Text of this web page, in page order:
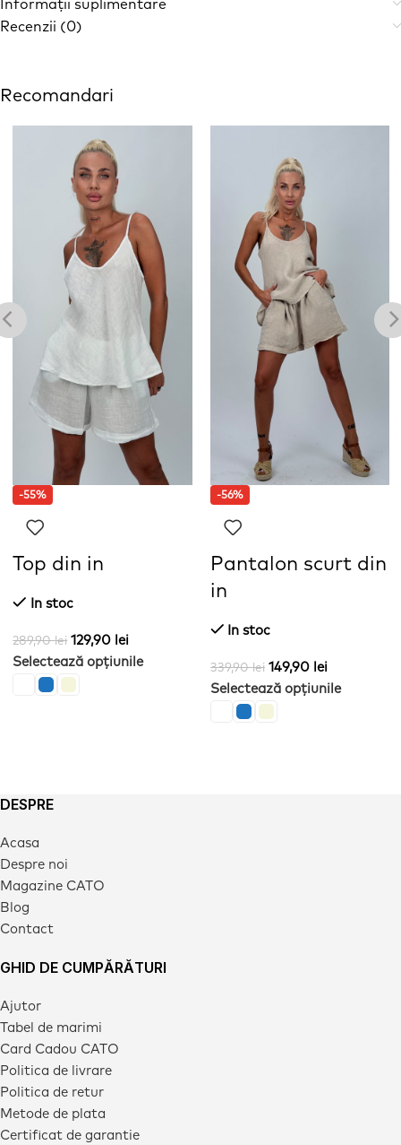
Informații suplimentare
Recenzii (0)
Recomandari
-55%
Top din in
In stoc
289,90lei 129,90 lei
Selectează opțiunile
-56%
Pantalon scurt din
in
In stoc
339,90lei 149,90 lei
Selectează opțiunile
DESPRE
Acasa
Despre noi
Magazine CATO
Blog
Contact
GHID DE CUMPĂRĂTURI
Ajutor
Tabel de marimi
Card Cadou CATO
Politica de livrare
Politica de retur
Metode de plata
Certificat de garantie